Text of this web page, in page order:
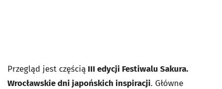
Przegląd jest częścią III edycji Festiwalu Sakura.
Wrocławskie dni japońskich inspiracji. Główne